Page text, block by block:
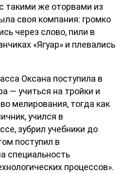
такими же оторвами из
своя компания: громко
через слово, пили в
«Ягуар» и плевались
Оксана поступила в
— учиться на тройки и
мелирования, тогда как
учился в
зубрил учебники до
поступил в
специальность
процессов».